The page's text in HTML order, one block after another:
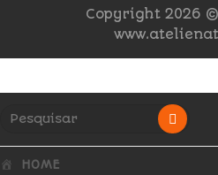
Copyright 2026 ©
HOME